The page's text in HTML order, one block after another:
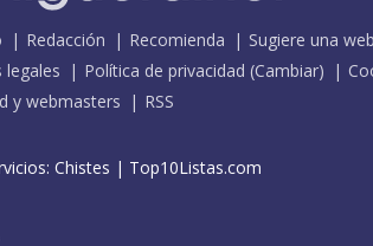
Redacción Recomienda
Sugiere una web
legales
Política de privacidad (Cambiar)
y webmasters
RSS
Chistes | Top10Listas.com